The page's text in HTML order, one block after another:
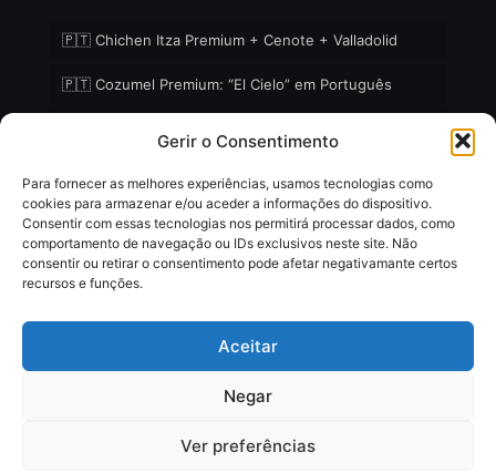
Gerir o Consentimento
Para fornecer as melhores experiências, usamos tecnologias como
cookies para armazenar e/ou aceder a informações do dispositivo.
Consentir com essas tecnologias nos permitirá processar dados, como
comportamento de navegação ou IDs exclusivos neste site. Não
consentir ou retirar o consentimento pode afetar negativamante certos
recursos e funções.
Aceitar
Negar
Ver preferências
🇵🇹 Chichen Itza Premium + Cenote + Valladolid
🇵🇹 Cozumel Premium: “El Cielo” em Português
© 2018 - 2026FRM Travel & FRM Tours(Férias e
Excursões na Riviera Maya), porPerfilpro| Todos os